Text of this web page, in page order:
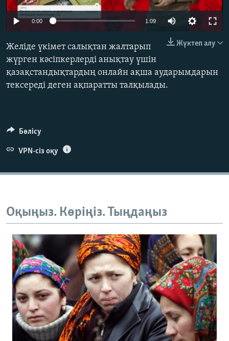
ЖАЗЫЛЫҢЫЗ
Басқа тілдерде
0:00 1:09
Жүктеп алу
Желіде үкімет салықтан жалтарып
жүрген кәсіпкерлерді анықтау үшін
қазақстандықтардың онлайн ақша аударымдарын
тексереді деген ақпаратты талқылады.
Бөлісу
VPN-сіз оқу
Оқыңыз. Көріңіз. Тыңдаңыз